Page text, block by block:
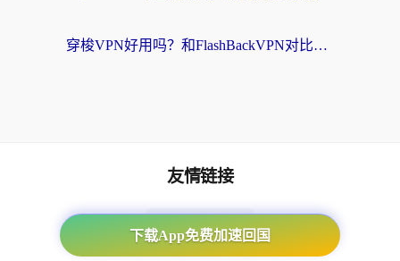
穿梭VPN好用吗？和FlashBackVPN对比哪个回国效果更好？海外党亲测3款加速器+避坑指南
下载App免费加速回国
友情链接
番茄加速器